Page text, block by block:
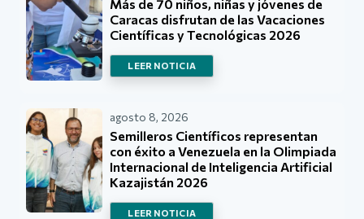
Más de 70 niños, niñas y jóvenes de
Caracas disfrutan de las Vacaciones
Científicas y Tecnológicas 2026
LEER NOTICIA
agosto 8, 2026
Semilleros Científicos representan
con éxito a Venezuela en la Olimpiada
Internacional de Inteligencia Artificial
Kazajistán 2026
LEER NOTICIA